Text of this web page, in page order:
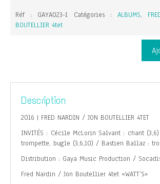
-
FRED
Réf : GAYA023-1 Catégories :ALBUMS,
BOUTELLIER 4tet
Description
2016 | FRED NARDIN / JON BOUTELLIER 4TET
INVITÉS : Cécile McLorin Salvant : chant
trompette, bugle (3,6,10) / Bastien Ballaz :
Distribution : Gaya Music Production /
Fred Nardin / Jon Boutellier 4tet «WATT’S»